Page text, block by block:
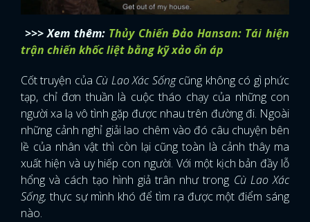
>>> Xem thêm: Thủy Chiến Đảo Hansan: Tái hiện
trận chiến khốc liệt bằng kỹ xảo ổn áp
Cốt truyện của Cù Lao Xác Sốngcũng không có gì phức
tạp, chỉ đơn thuần là cuộc tháo chạy của những con
người xa lạ vô tình gặp được nhau trên đường đi. Ngoài
những cảnh nghỉ giải lao chêm vào đó câu chuyện bên
lề của nhân vật thì còn lại cũng toàn là cảnh thây ma
xuất hiện và uy hiếp con người. Với một kịch bản đầy lỗ
hổng và cách tạo hình giả trân như trong Cù Lao Xác
Sống, thực sự mình khó để tìm ra được một điểm sáng
nào.